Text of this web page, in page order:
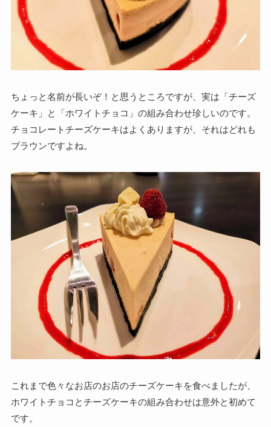
ちょっと名前が長いぞ！と思うところですが、実は「チーズ
ケーキ」と「ホワイトチョコ」の組み合わせ珍しいのです。
チョコレートチーズケーキはよくありますが、それはどれも
ブラウンですよね。
これまで色々なお店のお店のチーズケーキを食べましたが、
ホワイトチョコとチーズケーキの組み合わせは意外と初めて
です。